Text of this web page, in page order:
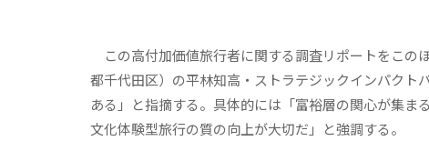
この高付加価値旅行者に関する調査リポートをこの
都千代田区）の平林知高・ストラテジックインパク
ある」と指摘する。具体的には「富裕層の関心が集
文化体験型旅行の質の向上が大切だ」と強調する。